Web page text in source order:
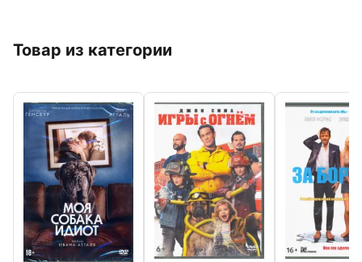
Товар из категории